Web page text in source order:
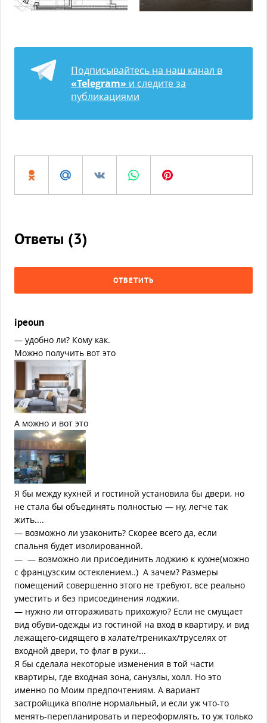
Подписывайтесь на наш канал в
«Telegram» и следите за
публикациями
Ответы (3)
ОТВЕТИТЬ
ipeoun
— удобно ли? Кому как.
Можно получить вот это
А можно и вот это
Я бы между кухней и гостиной установила бы двери, но
не стала бы объединять полностью — ну, легче так
жить....
— возможно ли узаконить? Скорее всего да, если
спальня будет изолированной.
— — возможно ли присоединить лоджию к кухне(можно
с французским остеклением..) А зачем? Размеры
помещений совершенно этого не требуют, все реально
уместить и без присоединения лоджии.
— нужно ли отгораживать прихожую? Если не смущает
вид обуви-одежды из гостиной на вход в квартиру, и вид
лежащего-сидящего в халате/трениках/труселях от
входной двери, то флаг в руки...
Я бы сделала некоторые изменения в той части
квартиры, где входная зона, санузлы, холл. Но это
именно по Моим предпочтениям. А вариант
застройщика вполне нормальный, и если уж что-то
менять-перепланировать и переоформлять, то уж только